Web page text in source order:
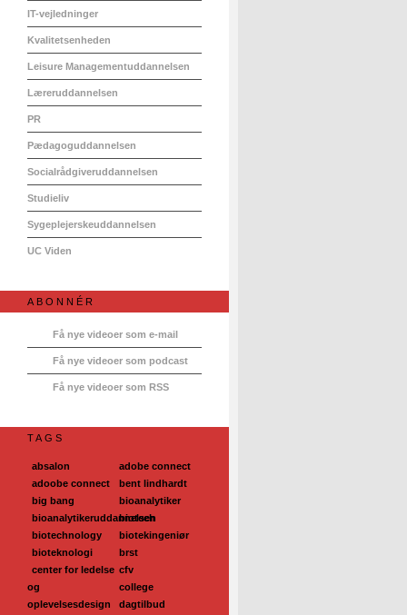
IT-vejledninger
Kvalitetsenheden
Leisure Managementuddannelsen
Læreruddannelsen
PR
Pædagoguddannelsen
Socialrådgiveruddannelsen
Studieliv
Sygeplejerskeuddannelsen
UC Viden
ABONNÉR
Få nye videoer som e-mail
Få nye videoer som podcast
Få nye videoer som RSS
TAGS
absalon
adobe connect
adoobe connect
bent lindhardt
big bang
bioanalytiker
bioanalytikeruddannelsen
biotech
biotechnology
biotekingeniør
bioteknologi
brst
center for ledelse
og
oplevelsesdesign
cfv
college
dagtilbud